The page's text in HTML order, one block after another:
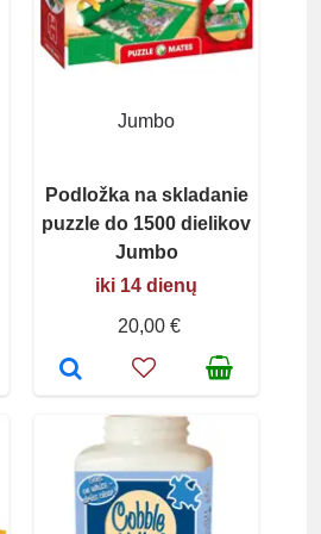
Jumbo
Podložka na skladanie
puzzle do 1500 dielikov
Jumbo
iki 14 dienų
20,00 €